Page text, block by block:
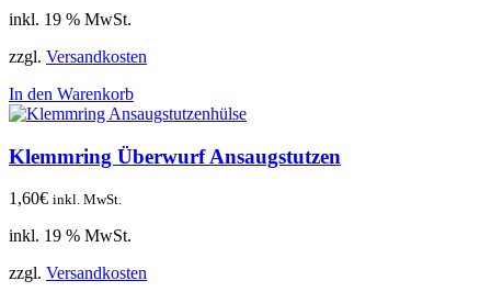
inkl. 19 % MwSt.
zzgl. Versandkosten
In den Warenkorb
Klemmring Überwurf Ansaugstutzen
1,60€ inkl. MwSt.
inkl. 19 % MwSt.
zzgl. Versandkosten